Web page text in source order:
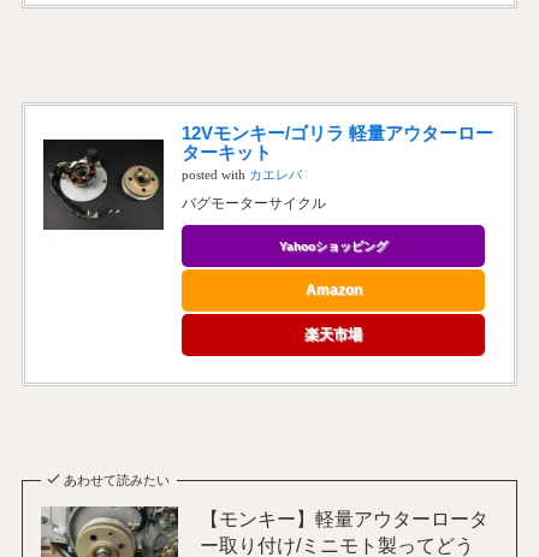
12Vモンキー/ゴリラ 軽量アウターロー
ターキット
posted with カエレバ
バグモーターサイクル
Yahooショッピング
Amazon
楽天市場
あわせて読みたい
【モンキー】軽量アウターロータ
ー取り付け/ミニモト製ってどう